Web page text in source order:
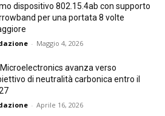
dispositivo 802.15.4ab con supporto
per una portata 8 volte
- Maggio 4, 2026
avanza verso
di neutralità carbonica entro il
- Aprile 16, 2026